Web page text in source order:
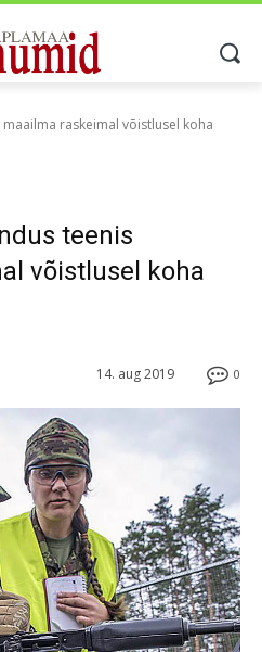
raskeimal võistlusel koha
teenis
võistlusel koha
0
14. aug 2019